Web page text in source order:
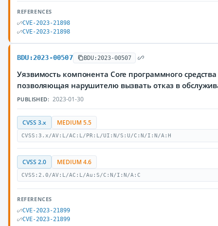
REFERENCES
CVE-2023-21898
CVE-2023-21898
BDU:2023-00507 BDU:2023-00507
Уязвимость компонента Core программного
позволяющая нарушителю вызвать отказ в
PUBLISHED: 2023-01-30
CVSS 3.x MEDIUM 5.5
CVSS:3.x/AV:L/AC:L/PR:L/UI:N/S:U/C:N/I:N/A:H
CVSS 2.0 MEDIUM 4.6
CVSS:2.0/AV:L/AC:L/Au:S/C:N/I:N/A:C
REFERENCES
CVE-2023-21899
CVE-2023-21899